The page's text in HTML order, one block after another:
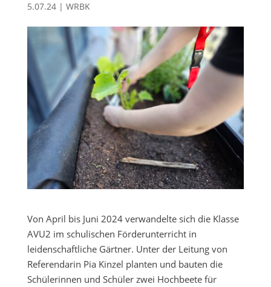
5.07.24| WRBK
Von April bis Juni 2024 verwandelte sich die Klasse
AVU2 im schulischen Förderunterricht in
leidenschaftliche Gärtner. Unter der Leitung von
Referendarin Pia Kinzel planten und bauten die
Schülerinnen und Schüler zwei Hochbeete für